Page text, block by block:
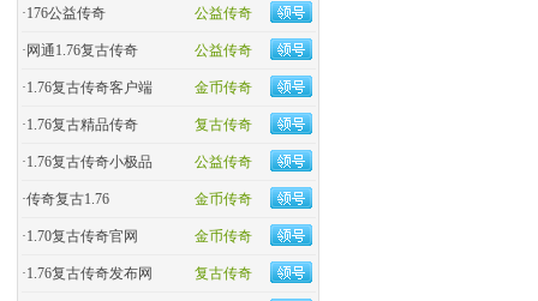
公益传奇
·176公益传奇
公益传奇
· 网通1.76复古传奇
金币传奇
·1.76复古传奇客户端
复古传奇
·1.76复古精品传奇
公益传奇
·1.76复古传奇小极品
金币传奇
·传奇复古1.76
金币传奇
·1.70复古传奇官网
复古传奇
·1.76复古传奇发布网